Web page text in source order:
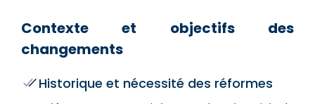
Contexte et objectifs des
changements
Historique et nécessité des réformes